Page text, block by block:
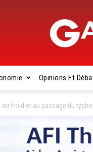
Opinions Et
au froid et au passage du